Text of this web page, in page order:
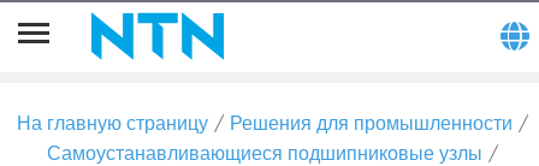
На главную страницу
Решения для промышленности
Самоустанавливающиеся подшипниковые узлы